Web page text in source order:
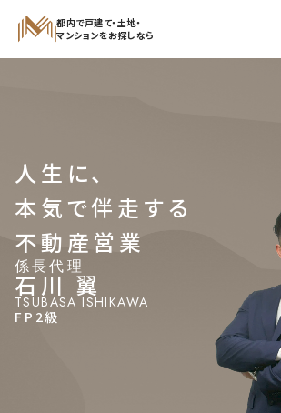
都内で戸建て・土地・
マンションをお探しなら
人生に、
本気で伴走する
不動産営業
係長代理
石川 翼
TSUBASA ISHIKAWA
FP2級
エリア
でさがす
でさがす
新着物件